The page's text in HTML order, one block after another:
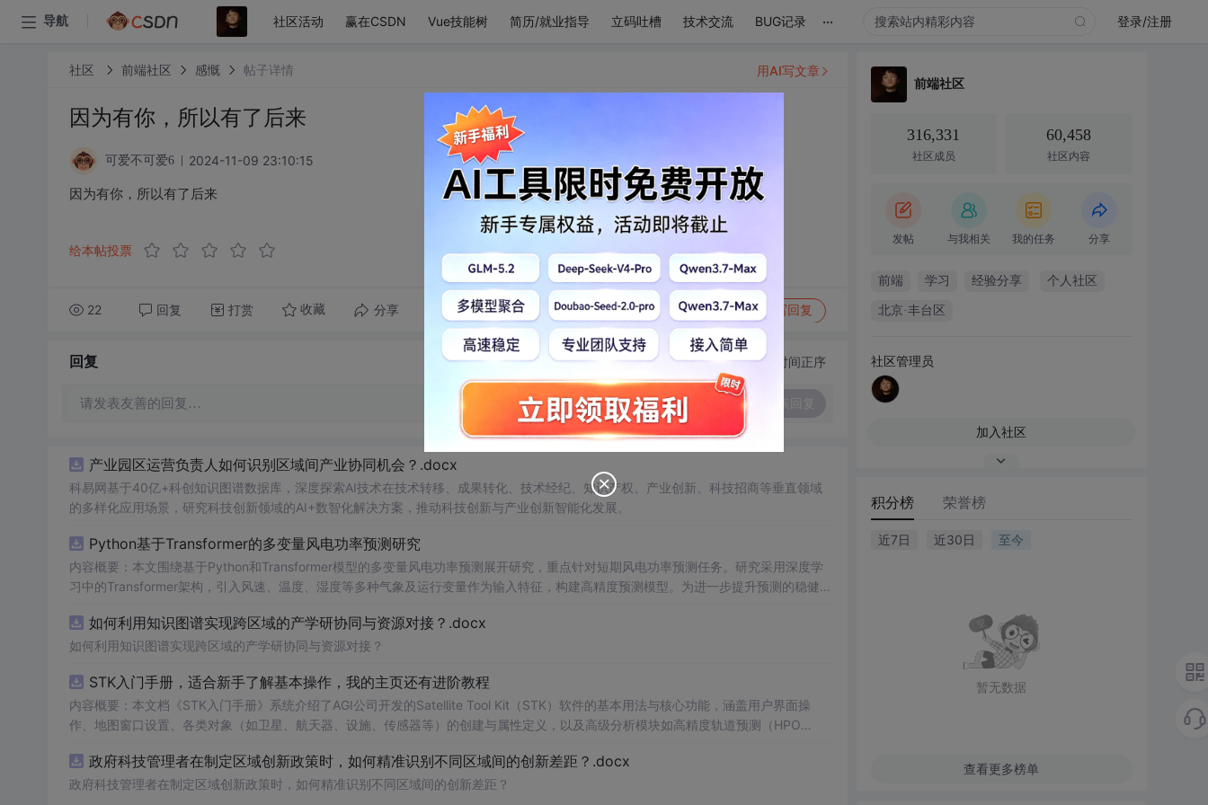
导航 社区活动 赢在CSDN Vue技能树 简历/就业指导 立码吐槽 技术交流 BUG记录 ... 登录/注册
社区 前端社区 感慨 帖子详情
因为有你，所以有了后来
可爱不可爱6 2024-11-09 23:10:15
因为有你，所以有了后来
给本帖投票
22 回复 打赏 收藏 分享 转发到动态 举报 写回复
用AI写文章
回复 切换为时间正序
请发表友善的回复…
产业园区运营负责人如何识别区域间产业协同机会？.docx
科易网基于40亿+科创知识图谱数据库，深度探索AI技术在技术转移、成果转化、技术经纪、知识产权、产业创新、科技招商等垂直领域
的多样化应用场景，研究科技创新领域的AI+数智化解决方案，推动科技创新与产业创新智能化发展。
Python基于Transformer的多变量风电功率预测研究
内容概要：本文围绕基于Python和Transformer模型的多变量风电功率预测展开研究，重点针对短期风电功率预测任务。研究采用深度学
习中的Transformer架构，引入风速、温度、湿度等多种气象及运行变量作为输入特征，构建高精度预测模型。为进一步提升预测的稳健性
该技术是机器学习与新能源领域深度融合的典型应用，旨在提高风电并网的稳定性与电网调度的科学性。; 适合人群：具备Python编程基
础，熟悉主流深度学习框架（如PyTorch或TensorFlow）的研究生、科研人员，以及从事新能源发电预测、电力系统调度、智能电网优化
②作为科研项目的技术蓝本，用于复现、改进或扩展基于Transformer的时间序列预测模型；③探索LASSO分位数回归与深度学习模型的
融合机制，提升预测结果的概率性输出与风险评估能力。; 阅读建议：此资源适用于已掌握机器学习与深度学习基础知识的读者，建议结合
所提供的代码实现进行动手实践，重点关注多变量数据的预处理流程、Transformer模型的结构设计与注意力机制实现、超参数调优策略，
如何利用知识图谱实现跨区域的产学研协同与资源对接？.docx
如何利用知识图谱实现跨区域的产学研协同与资源对接？
STK入门手册，适合新手了解基本操作，我的主页还有进阶教程
内容概要：本文档《STK入门手册》系统介绍了AGI公司开发的Satellite Tool Kit（STK）软件的基本用法与核心功能，涵盖用户界面操
作、地图窗口设置、各类对象（如卫星、航天器、设施、传感器等）的创建与属性定义，以及高级分析模块如高精度轨道预测（HPO
te Tool Kit（STK）软件的基本用enarios的时间设置、单位法与核心功能，配置、数据库管理重点涵盖用户界面操作、地图窗口设置、场
景及动画演示等功能，帮助用户进行全面（Scenario）管理的卫星系统仿真、卫星及各类与分析。;对象（如航天器、设施、传感器 适合人
政府科技管理者在制定区域创新政策时，如何精准识别不同区域间的创新差距？.docx
政府科技管理者在制定区域创新政策时，如何精准识别不同区域间的创新差距？
前端社区
316,331
社区成员
60,458
社区内容
发帖 与我相关 我的任务 分享
前端 学习 经验分享 个人社区
北京·丰台区
社区管理员
加入社区
积分榜 荣誉榜
近7日 近30日 至今
暂无数据
查看更多榜单